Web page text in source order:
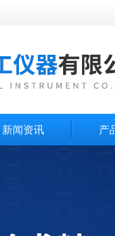
新闻资讯 产